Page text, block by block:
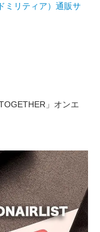
」オンエ